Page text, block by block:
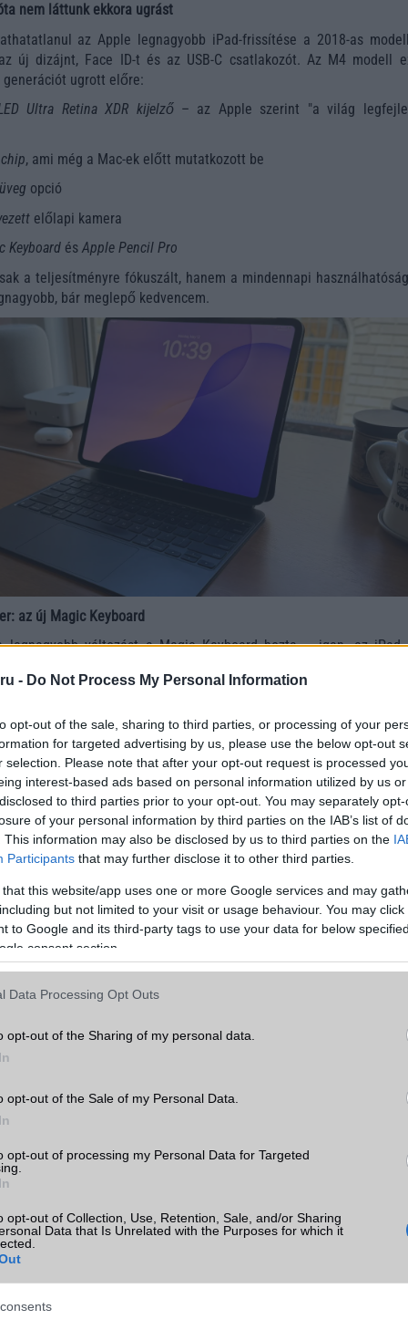
- Do Not Process My Personal Information
opt-out of the sale, sharing to third parties, or processing of your
for targeted advertising by us, please use the below opt-out
selection. Please note that after your opt-out request is processed
interest-based ads based on personal information utilized by us
to third parties prior to your opt-out. You may separately
of your personal information by third parties on the IAB’s list of
This information may also be disclosed by us to third parties on the
Participants that may further disclose it to other third parties.
that this website/app uses one or more Google services and may
but not limited to your visit or usage behaviour. You may
to Google and its third-party tags to use your data for below
consent section.
Data Processing Opt Outs
opt-out of the Sharing of my personal data.
opt-out of the Sale of my Personal Data.
opt-out of processing my Personal Data for Targeted
opt-out of Collection, Use, Retention, Sale, and/or Sharing
Data that Is Unrelated with the Purposes for which it
nem láttunk ekkora ugrást
az Apple legnagyobb iPad-frissítése a 2018-as
új dizájnt, Face ID-t és az USB-C csatlakozót. Az M4 modell
generációt ugrott előre:
Ultra Retina XDR kijelző– az Apple szerint "a világ
, ami még a Mac-ek előtt mutatkozott be
opció
előlapi kamera
Keyboard és Apple Pencil Pro
a teljesítményre fókuszált, hanem a mindennapi
bár meglepő kedvencem.
az új Magic Keyboard
legnagyobb változást a Magic Keyboard hozta – igen, az iPad
, immár haptikus visszajelzéssel
mobiltelefonos hírek! Kattintson ide!
funkciós billentyűsor
tenyértámasz
, ami stabilabb gépelést biztosít
együttesen azt eredményezték, hogy az iPad Pro végre
nyújt – kompromisszumok nélkül.
laptopot akartam
az M4 chip erejének vagy a lenyűgöző OLED kijelzőnek,
hogy valójában arra vágytam, hogy az iPad végre
olyan
Keyboard pedig pont ezt hozta el – csak éppen 2024-re kellett
várunk…
már hardveresen megállja a helyét egy laptop
bőven van hova fejlődni. Az iPadOS továbbra is korlátozottabb,
kompromisszumokra kényszerít, ha "profi" munkavégzésről van
linkek: